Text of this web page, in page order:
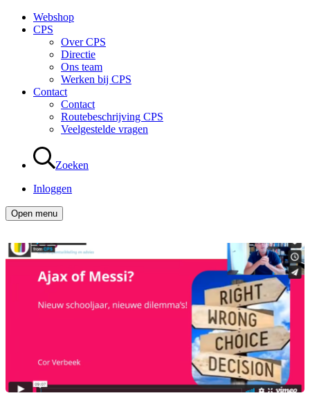
Webshop
CPS
Over CPS
Directie
Ons team
Werken bij CPS
Contact
Contact
Routebeschrijving CPS
Veelgestelde vragen
Zoeken
Inloggen
Open menu